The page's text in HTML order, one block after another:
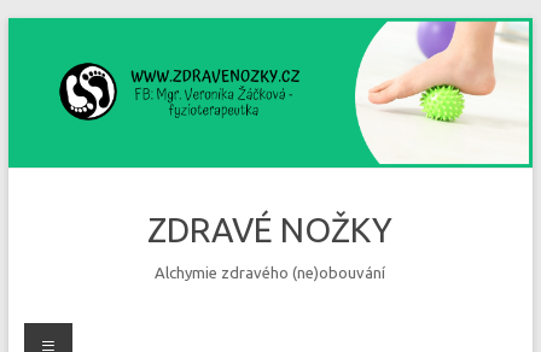
content
ZDRAVÉ NOŽKY
Alchymie zdravého (ne)obouvání
Menu